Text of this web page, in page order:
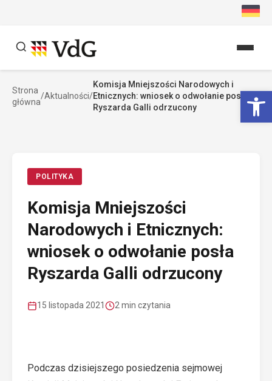
Szukaj
Strona
główna
/Aktualności/
Komisja Mniejszości Narodowych i
Etnicznych: wniosek o odwołanie posła
Ryszarda Galli odrzucony
POLITYKA
Komisja Mniejszości
Narodowych i Etnicznych:
wniosek o odwołanie posła
Ryszarda Galli odrzucony
15 listopada 2021 2 min czytania
Podczas dzisiejszego posiedzenia sejmowej